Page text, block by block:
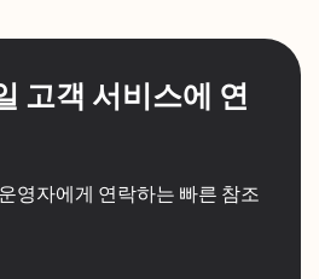
고객 서비스에 연
영자에게 연락하는 빠른 참조